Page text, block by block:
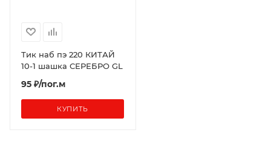
Тик наб пэ 220 КИТАЙ
10-1 шашка СЕРЕБРО GL
95 ₽/пог.м
КУПИТЬ